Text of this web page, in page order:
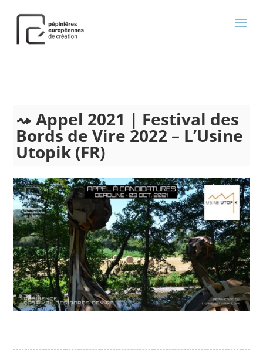
Appel 2021 | Festival des
Bords de Vire 2022 – L’Usine
Utopik (FR)